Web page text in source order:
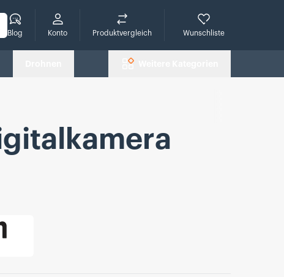
Blog Konto Produktvergleich Wunschliste